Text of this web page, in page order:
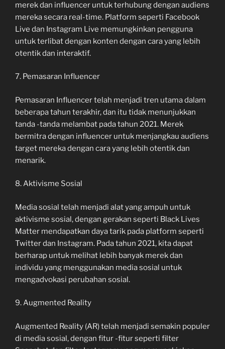
merek dan influencer untuk terhubung dengan audiens
mereka secara real-time. Platform seperti Facebook
Live dan Instagram Live memungkinkan pengguna
untuk terlibat dengan konten dengan cara yang lebih
otentik dan interaktif.
7. Pemasaran Influencer
Pemasaran Influencer telah menjadi tren utama dalam
beberapa tahun terakhir, dan itu tidak menunjukkan
tanda -tanda melambat pada tahun 2021. Merek
bermitra dengan influencer untuk menjangkau audiens
target mereka dengan cara yang lebih otentik dan
menarik.
8. Aktivisme Sosial
Media sosial telah menjadi alat yang ampuh untuk
aktivisme sosial, dengan gerakan seperti Black Lives
Matter mendapatkan daya tarik pada platform seperti
Twitter dan Instagram. Pada tahun 2021, kita dapat
berharap untuk melihat lebih banyak merek dan
individu yang menggunakan media sosial untuk
mengadvokasi perubahan sosial.
9. Augmented Reality
Augmented Reality (AR) telah menjadi semakin populer
di media sosial, dengan fitur -fitur seperti filter